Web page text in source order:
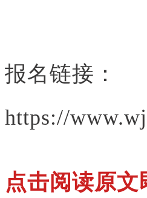
报名链接：
https://
点击阅读原